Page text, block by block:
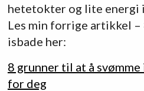
hetetokter og lite energi
Les min forrige artikkel
isbade her:
8 grunner til at å
for deg